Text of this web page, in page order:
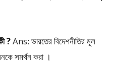
?Ans: ভারতের বিদেশনীতির মূল
সমর্থন করা ।